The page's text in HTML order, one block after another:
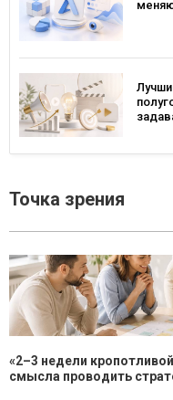
Точка зрения
«2–3 недели
смысла проводить